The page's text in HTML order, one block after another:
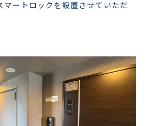
マートロックを設置させていただ